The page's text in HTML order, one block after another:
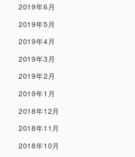
2019年6月
2019年5月
2019年4月
2019年3月
2019年2月
2019年1月
2018年12月
2018年11月
2018年10月